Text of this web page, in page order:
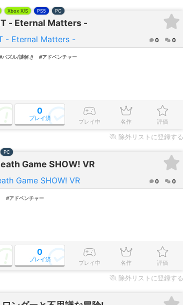
- Eternal Matters -
Xbox X/S PS5 PC
0 0
パズル/謎解き #アドベンチャー
0
プレイ済
プレイ中 名作 評価
除外 リストに登録する
Game SHOW! VR
PC
0 0
#アドベンチャー
0
プレイ済
プレイ中 名作 評価
除外 リストに登録する